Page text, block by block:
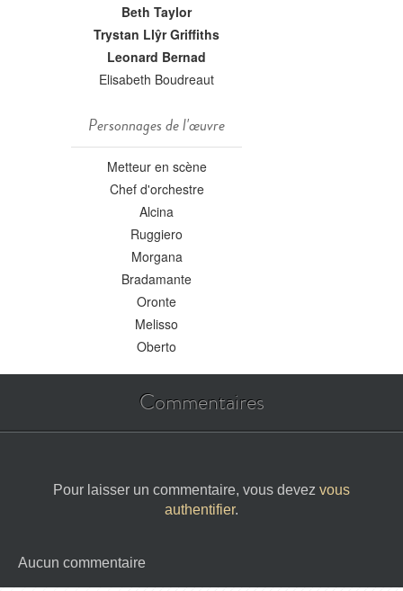
Beth Taylor
Trystan Llŷr Griffiths
Leonard Bernad
Elisabeth Boudreaut
Personnages de l'œuvre
Metteur en scène
Chef d'orchestre
Alcina
Ruggiero
Morgana
Bradamante
Oronte
Melisso
Oberto
Commentaires
Pour laisser un commentaire, vous devez vous
authentifier.
Aucun commentaire